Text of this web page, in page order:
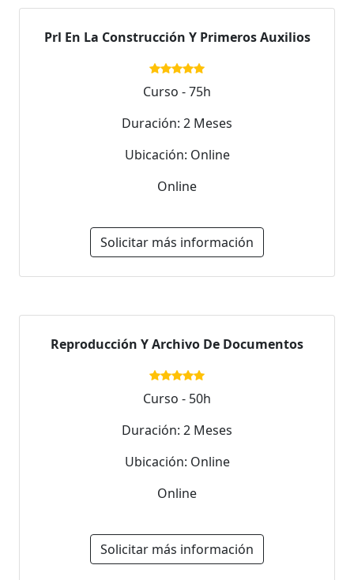
Prl En La Construcción Y Primeros Auxilios
Curso - 75h
Duración: 2 Meses
Ubicación: Online
Online
Solicitar más información
Reproducción Y Archivo De Documentos
Curso - 50h
Duración: 2 Meses
Ubicación: Online
Online
Solicitar más información